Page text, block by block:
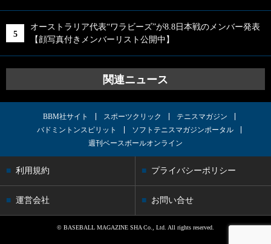
オーストラリア代表“ワラビーズ”が8.8日本戦のメンバー発表
【顔写真付きメンバーリスト公開中】
関連ニュース
BBM社サイト スポーツクリック
テニスマガジン
バドミントンスピリット
ソフトテニスマガジンポータル
週刊ベースボールオンライン
利用規約 プライバシーポリシー
運営会社 お問い合せ
© BASEBALL MAGAZINE SHA Co., Ltd. All rights reserved.